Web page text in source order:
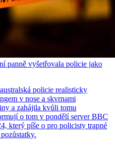
panně vyšetřovala policie jako
policie realisticky
v nose a skvrnami
a zahájila kvůli tomu
o tom v pondělí server BBC
který píše o pro policisty trapné